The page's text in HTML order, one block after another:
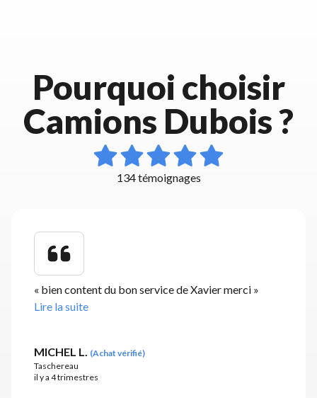
Pourquoi choisir
Camions Dubois ?
134 témoignages
« bien content du bon service de Xavier merci »
Lire la suite
MICHEL L. (Achat vérifié)
Taschereau
il y a 4 trimestres